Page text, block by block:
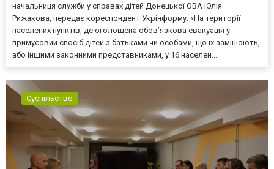
начальниця служби у справах дітей Донецької ОВА Юлія
Рижакова, передає кореспондент Укрінформу. «На території
населених пунктів, де оголошена обов’язкова евакуація у
примусовий спосіб дітей з батьками чи особами, що їх замінюють,
або іншими законними представниками, у 16 населен...
Суспільство